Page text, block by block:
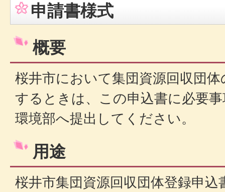
申請書様式
概要
桜井市において集団資源回収団
するときは、この申込書に必要
環境部へ提出してください。
用途
桜井市集団資源回収団体登録申込